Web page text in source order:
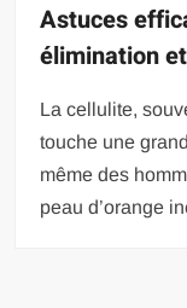
Astuces
élimination
La cellulite,
touche une
même des
peau d’orange